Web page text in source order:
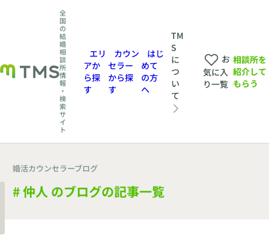
全
国
の
結
婚
相
談
所
情
報
・
検
索
サ
イ
ト
エリ
アか
ら探
す
カウン
セラー
から探
す
はじ
めて
の方
へ
TM
S
に
つ
い
て
お
気に入
り一覧
相談所を
紹介して
もらう
婚活カウンセラーブログ
# 仲人 のブログの記事一覧